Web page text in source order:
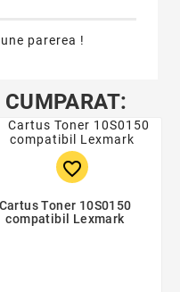
parerea !
favorite_border
Cartus Toner 10S0150
compatibil Lexmark